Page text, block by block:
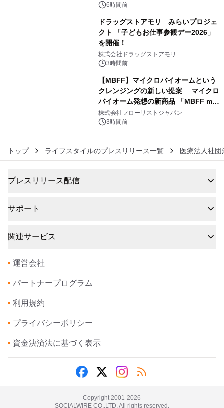
ぐっと豊かに
6時間前
ドラッグストアモリ みらいプロジェ
クト 「子どもお仕事参観デー2026」
を開催！
株式会社ドラッグストアモリ
3時間前
【MBFF】マイクロバイオームという
クレンジングの新しい提案 マイクロ
バイオーム発想の新商品 「MBFF mb
クレンジングPRO」を2026年8月6日
発売
株式会社フローリストジャパン
3時間前
トップ ライフスタイルのプレスリリース一覧 医療法人社
プレスリリース配信
サポート
関連サービス
• 運営会社
• パートナープログラム
• 利用規約
• プライバシーポリシー
• 資金決済法に基づく表示
Copyright 2001-2026
SOCIALWIRE CO.,LTD. All rights reserved.